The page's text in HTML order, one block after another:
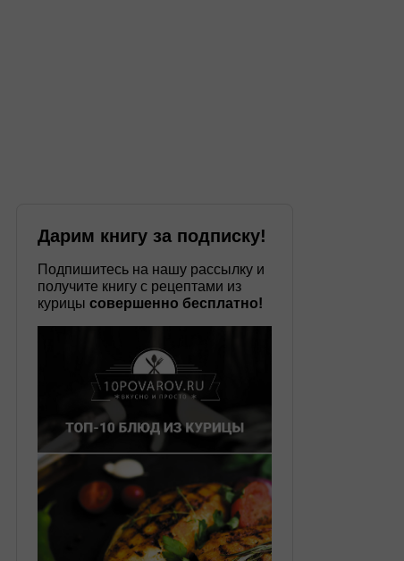
Дарим книгу за подписку!
Подпишитесь на нашу рассылку и
получите книгу с рецептами из
курицы совершенно бесплатно!